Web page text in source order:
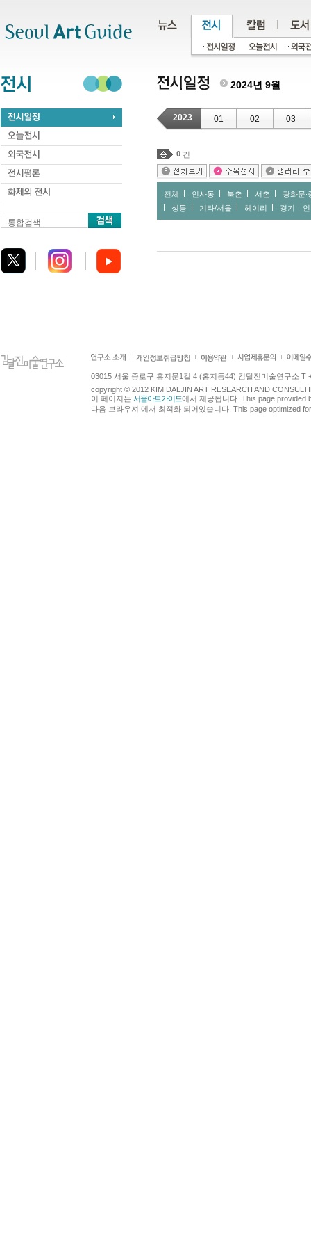
통합검색
2024년 9월
2023 01 02 03
0 건
전체 인사동 북촌 서촌
광화문∙
성동
기타/서울 헤이리 경기ㆍ
03015 서울 종로구 홍지문1길 4 (홍지동44) 김달진미술연구소 T
copyright © 2012 KIM DALJIN ART RESEARCH AND
이 페이지는 서울아트가이드에서 제공됩니다. This page provided
다음 브라우져 에서 최적화 되어있습니다. This page optimized